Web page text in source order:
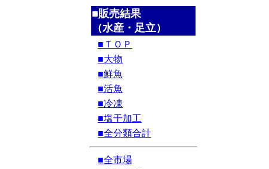
■販売結果
（水産・足立）
■ＴＯＰ
■大物
■鮮魚
■活魚
■冷凍
■塩干加工
■全分類合計
■全市場